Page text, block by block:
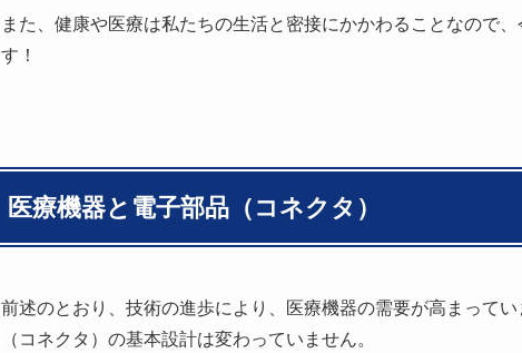
また、健康や医療は私たちの生活と密接にかかわることなので
す！
医療機器と電子部品（コネクタ）
前述のとおり、技術の進歩により、医療機器の需要が高まって
（コネクタ）の基本設計は変わっていません。